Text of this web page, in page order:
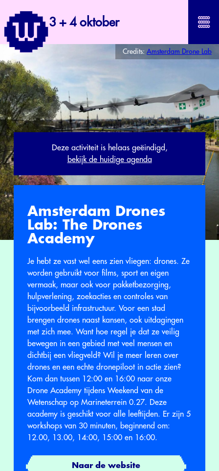
3 + 4 oktober
Credits: Amsterdam Drone Lab
Deze activiteit is helaas geëindigd,
bekijk de huidige agenda
Amsterdam Drones
Lab: The Drones
Academy
Je hebt ze vast wel eens zien vliegen: drones. Ze
worden gebruikt voor films, sport en eigen
vermaak, maar ook voor pakketbezorging,
hulpverlening, zoekacties en controles van
bijvoorbeeld infrastructuur. Voor een stad
brengen drones naast kansen, ook uitdagingen
met zich mee. Want hoe regel je dat ze veilig
bewegen in een gebied met veel mensen en
dichtbij een vliegveld? Wil je meer leren over
drones en een echte dronepiloot in actie zien?
Kom dan tussen 12:00 en 16:00 naar onze
Drone Academy tijdens Weekend van de
Wetenschap op Marineterrein 0.27. Deze
academy is geschikt voor alle leeftijden. Er zijn 5
workshops van 30 minuten, beginnend om:
12.00, 13.00, 14:00, 15:00 en 16:00.
Naar de website